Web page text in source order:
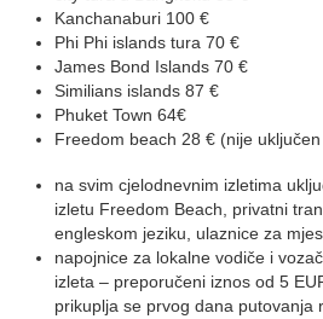
Kanchanaburi 100 €
Phi Phi islands tura 70 €
James Bond Islands 70 €
Similians islands 87 €
Phuket Town 64€
Freedom beach 28 € (nije
na svim cjelodnevnim izletima
izletu Freedom Beach, privatni
engleskom jeziku, ulaznice za
napojnice za lokalne vodiče i
izleta – preporučeni iznos od 5
prikuplja se prvog dana putovanja